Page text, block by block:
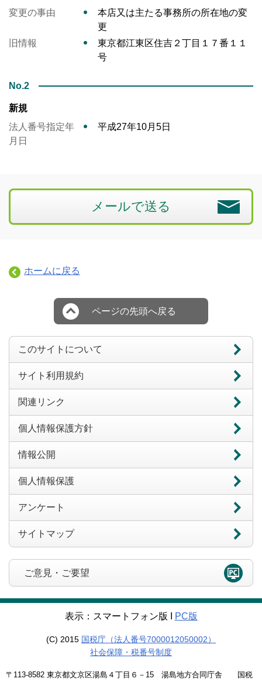
変更の事由
本店又は主たる事務所の所在地の変
更
旧情報
東京都江東区住吉２丁目１７番１１
号
No.2
新規
法人番号指定年
月日
平成27年10月5日
メールで送る
ホームに戻る
ページの先頭へ戻る
このサイトについて
サイト利用規約
関連リンク
個人情報保護方針
情報公開
個人情報保護
アンケート
サイトマップ
ご意見・ご要望
表示：スマートフォン版 Ι PC版
(C) 2015 国税庁（法人番号7000012050002）
社会保障・税番号制度
〒113-8582 東京都文京区湯島４丁目６－15 湯島地方合同庁舎 国税